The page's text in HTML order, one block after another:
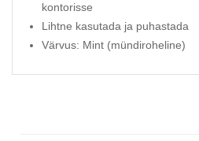
kontorisse
Lihtne kasutada ja puhastada
Värvus: Mint (mündiroheline)